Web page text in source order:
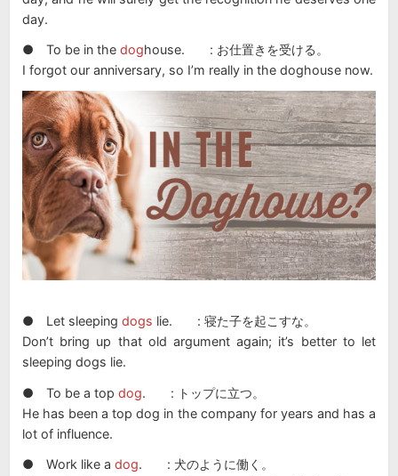
day.
● To be in the doghouse. : お仕置きを受ける。
I forgot our anniversary, so I’m really in the doghouse now.
● Let sleeping dogs lie. : 寝た子を起こすな。
Don’t bring up that old argument again; it’s better to let
sleeping dogs lie.
● To be a top dog. : トップに立つ。
He has been a top dog in the company for years and has a
lot of influence.
● Work like a dog. : 犬のように働く。